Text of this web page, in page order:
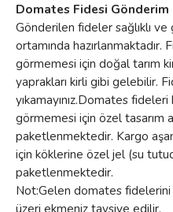
Domates Fidesi
Gönderilen fideler sağlıklı ve
ortamında
görmemesi için doğal tarım
yaprakları kirli gibi gelebilir.
yıkamayınız.Domates
görmemesi için özel tasarım
paketlenmektedir. Kargo
için köklerine özel jel (su
paketlenmektedir.
Not:Gelen domates